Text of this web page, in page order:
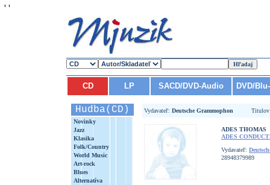
' '
CD LP SACD/DVD-Audio DVD/
Hudba(CD)
Novinky
Jazz
Klasika
Folk/Country
World Music
Art-rock
Blues
Alternatíva
Vydavateľ: Deutsche Grammophon
ADES THOMAS
ADES
Vydavateľ:
28948379989